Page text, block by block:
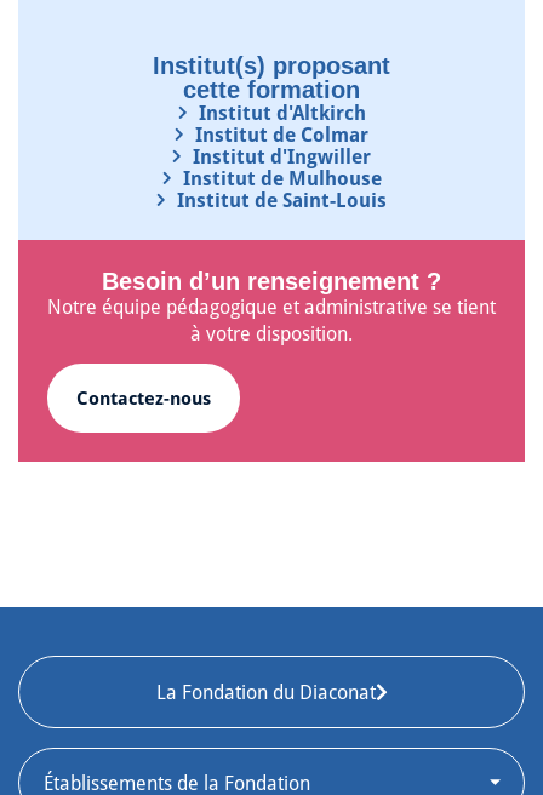
Institut(s) proposant
cette formation
Institut d'Altkirch
Institut de Colmar
Institut d'Ingwiller
Institut de Mulhouse
Institut de Saint-Louis
Besoin d’un renseignement ?
Notre équipe pédagogique et administrative se tient
à votre disposition.
Contactez-nous
La Fondation du Diaconat